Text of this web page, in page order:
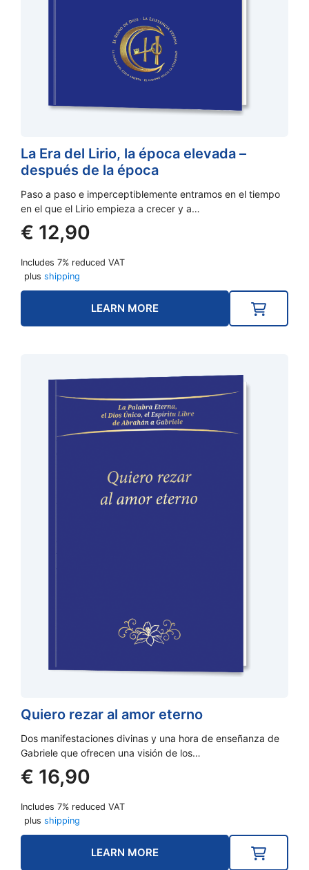
La Era del Lirio, la época elevada –
después de la época
Paso a paso e imperceptiblemente entramos en el tiempo
en el que el Lirio empieza a crecer y a…
€ 12,90
Includes 7% reduced VAT
plus shipping
LEARN MORE
Quiero rezar al amor eterno
Dos manifestaciones divinas y una hora de enseñanza de
Gabriele que ofrecen una visión de los…
€ 16,90
Includes 7% reduced VAT
plus shipping
LEARN MORE